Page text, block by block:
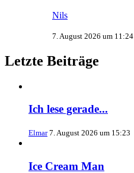
Nils
7. August 2026 um 11:24
Letzte Beiträge
Ich lese gerade...
Elmar 7. August 2026 um 15:23
Ice Cream Man